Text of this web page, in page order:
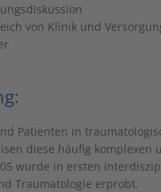
von Klinik und
Patienten in
diese häufig komplexen
wurde in ersten
Traumatologie erprobt.